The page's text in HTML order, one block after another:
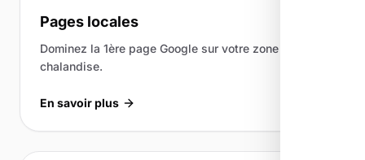
Pages locales
Dominez la 1ère page Google sur votre zone de
chalandise.
En savoir plus